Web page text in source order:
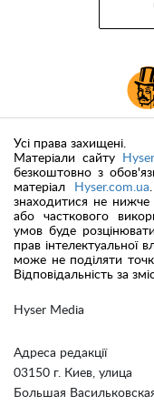
Hyser Media
Адреса редакції
03150 г. Киев, улица
Большая
Усі права захищені.
Матеріали сайту
безкоштовно з
матеріал
Hyser.com.ua
знаходитися не нижче
або часткового
умов буде
прав інтелектуальної
може не поділяти
Відповідальність за